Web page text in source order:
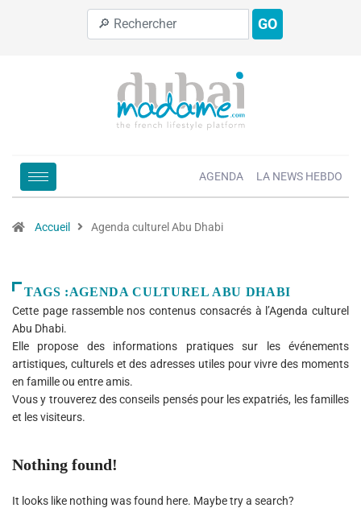
GO
AGENDA LA NEWS HEBDO
Accueil Agenda culturel Abu Dhabi
TAGS :AGENDA CULTUREL ABU DHABI
Cette page rassemble nos contenus consacrés à l’Agenda culturel
Abu Dhabi.
Elle propose des informations pratiques sur les événements
artistiques, culturels et des adresses utiles pour vivre des moments
en famille ou entre amis.
Vous y trouverez des conseils pensés pour les expatriés, les familles
et les visiteurs.
Nothing found!
It looks like nothing was found here. Maybe try a search?